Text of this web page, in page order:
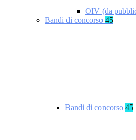
OIV (da
Bandi di concorso 45
Bandi di concorso 45